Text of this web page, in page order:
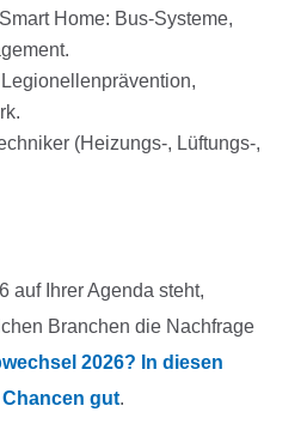
Home: Bus-Systeme,
(Heizungs-, Lüftungs-,
auf Ihrer Agenda steht,
Branchen die Nachfrage
2026? In diesen
gut.